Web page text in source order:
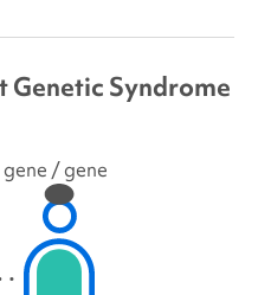
Syndrome
gene / gene